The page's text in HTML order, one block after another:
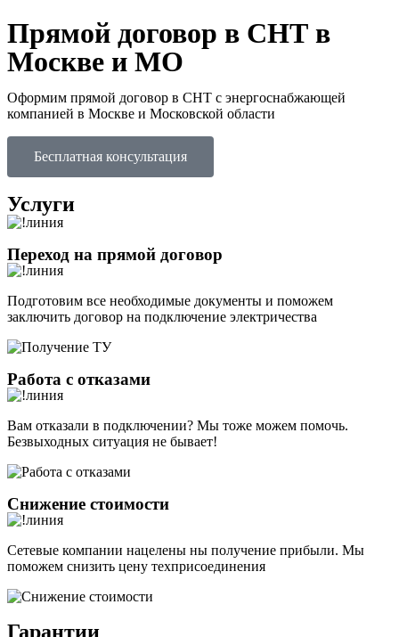
Прямой договор в СНТ в
Москве и МО
Оформим прямой договор в СНТ с энергоснабжающей
компанией в Москве и Московской области
Бесплатная консультация
Услуги
Переход на прямой договор
Подготовим все необходимые документы и поможем
заключить договор на подключение электричества
Работа с отказами
Вам отказали в подключении? Мы тоже можем помочь.
Безвыходных ситуация не бывает!
Снижение стоимости
Сетевые компании нацелены ны получение прибыли. Мы
поможем снизить цену техприсоединения
Гарантии